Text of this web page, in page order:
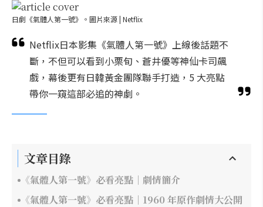
日劇《氣體人第一號》。圖片來源 | Netflix
Netflix日本影集《氣體人第一號》上線後話題不
斷，不但可以看到小栗旬、蒼井優等神仙卡司飆
戲，幕後更有日韓黃金團隊聯手打造，5 大亮點
帶你一窺這部必追的神劇。
文章目錄
《氣體人第一號》必看亮點｜劇情簡介
《氣體人第一號》必看亮點｜1960 年原作劇情大公開